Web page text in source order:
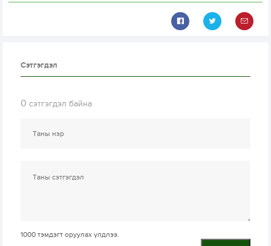
Сэтгэгдэл
0 сэтгэгдэл байна
1000 тэмдэгт оруулах үлдлээ.